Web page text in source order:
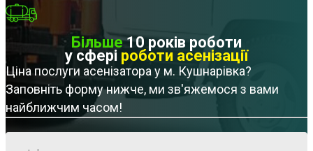
Більше10 років роботи
у сфері роботи асенізації
Ціна послуги асенізатора у м. Кушнарівка?
Заповніть форму нижче, ми зв'яжемося з вами
найближчим часом!